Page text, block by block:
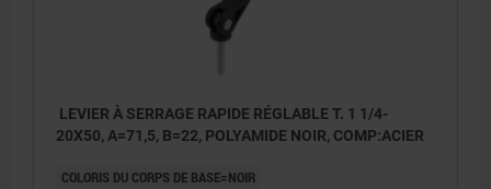
LEVIER À SERRAGE RAPIDE RÉGLABLE T. 1 1/4-
20X50, A=71,5, B=22, POLYAMIDE NOIR, COMP:ACIER
COLORIS DU CORPS DE BASE=NOIR